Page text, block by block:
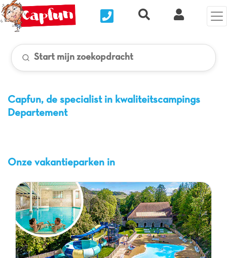
Nous contacterRecherche rapide
Mijn Clix
Start mijn zoekopdracht
Capfun, de specialist in kwaliteitscampings
Departement
Onze vakantieparken in